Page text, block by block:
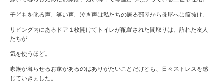
子どもを叱る声、笑い声、泣き声は私たちの居る部屋から母屋へは筒抜け。
リビング内にあるドア１枚開けてトイレが配置された間取りは、訪れた友人
たちが
気を使うほど。
家族が暮らせるお家があるのはありがたいことだけども、日々ストレスを感
じていきました。